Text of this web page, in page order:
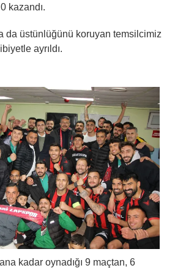
kazandı.
da üstünlüğünü koruyan temsilcimiz
ayrıldı.
kadar oynadığı 9 maçtan, 6